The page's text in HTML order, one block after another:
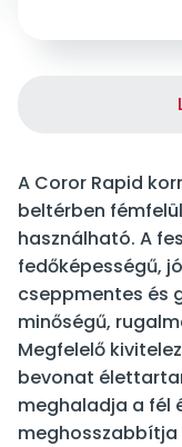
A Coror Rapid
beltérben
használható. A
fedőképességű,
cseppmentes és
minőségű,
Megfelelő
bevonat
meghaladja a fél